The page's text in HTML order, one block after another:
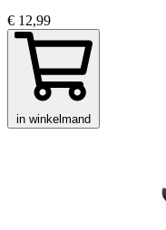
€ 12,99
in winkelmand